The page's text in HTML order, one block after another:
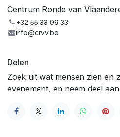
Centrum Ronde van
+32 55 33 99 33
info@crvv.be
Delen
Zoek uit wat mensen zien en
evenement, en neem deel